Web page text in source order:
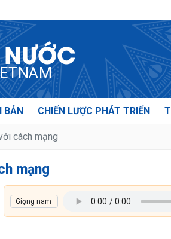
BẢN CHIẾN LƯỢC PHÁT TRIỂN
cách mạng
mạng